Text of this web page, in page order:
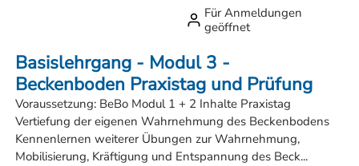
Basislehrgang - Modul 3 -
Beckenboden Praxistag und Prüfung
Voraussetzung: BeBo Modul 1 + 2 Inhalte Praxistag
Vertiefung der eigenen Wahrnehmung des Beckenbodens
Kennenlernen weiterer Übungen zur Wahrnehmung,
Mobilisierung, Kräftigung und Entspannung des Beck...
Für Anmeldungen
geöffnet